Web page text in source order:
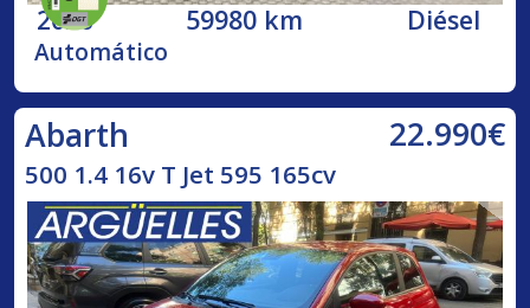
2020 59980 km Diésel
Automático
Abarth 22.990€
500 1.4 16v T Jet 595 165cv